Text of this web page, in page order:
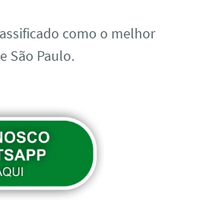
como o melhor
São Paulo.